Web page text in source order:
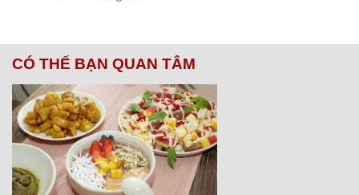
CÓ THỂ BẠN QUAN TÂM